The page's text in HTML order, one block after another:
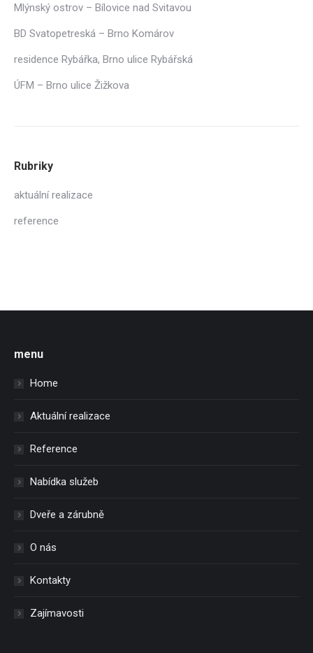
Mlýnský ostrov – Bílovice nad Svitavou
BD Svatopetreská – Brno Komárov
residence Rybářka, Brno ulice Rybářská
ÚFM – Brno ulice Žižkova
Rubriky
aktuální realizace
reference
menu
Home
Aktuální realizace
Reference
Nabídka služeb
Dveře a zárubně
O nás
Kontakty
Zajímavosti